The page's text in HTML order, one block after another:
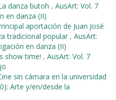
danza butoh , AusArt: Vol. 7
en danza (II)
aportación de Juan José
tradicional popular , AusArt:
en danza (II)
show time! , AusArt: Vol. 7
sin cámara en la universidad
Arte y/en/desde la